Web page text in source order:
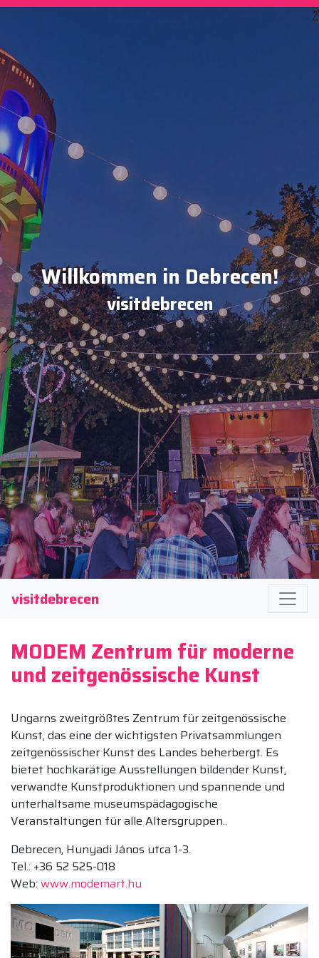
Willkommen in Debrecen!
visitdebrecen
visitdebrecen
MODEM Zentrum für moderne
und zeitgenössische Kunst
Ungarns zweitgrößtes Zentrum für zeitgenössische
Kunst, das eine der wichtigsten Privatsammlungen
zeitgenössischer Kunst des Landes beherbergt. Es
bietet hochkarätige Ausstellungen bildender Kunst,
verwandte Kunstproduktionen und spannende und
unterhaltsame museumspädagogische
Veranstaltungen für alle Altersgruppen..
Debrecen, Hunyadi János utca 1-3.
Tel.: +36 52 525-018
Web: www.modemart.hu